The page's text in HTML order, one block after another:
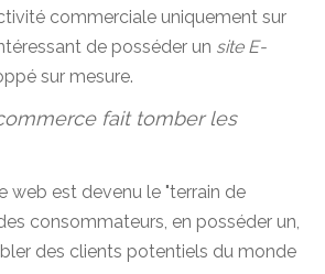
commerciale uniquement sur
de posséder un site E-
sur mesure.
fait tomber les
web est devenu le "terrain de
consommateurs, en posséder un,
des clients potentiels du monde